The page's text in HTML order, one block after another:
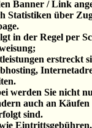
Banner / Link
Statistiken über
in der Regel per
erstreckt
werden Sie nicht
auch an
sind.